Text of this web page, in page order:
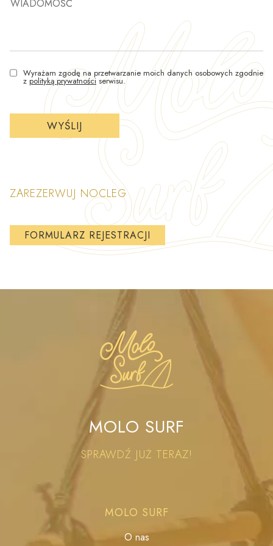
MOLO SURF
SPRAWDŹ JUŻ TERAZ!
MOLO SURF
O nas
WIADOMOŚĆ
Wyrażam zgodę na przetwarzanie moich danych osobowych zgodnie
z polityką prywatności serwisu.
ZAREZERWUJ NOCLEG
FORMULARZ REJESTRACJI